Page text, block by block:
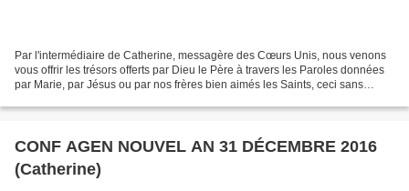
Par l'intermédiaire de Catherine, messagère des Cœurs Unis, nous venons
vous offrir les trésors offerts par Dieu le Père à travers les Paroles données
par Marie, par Jésus ou par nos frères bien aimés les Saints, ceci sans
CONF AGEN NOUVEL AN 31 DÉCEMBRE 2016
(Catherine)